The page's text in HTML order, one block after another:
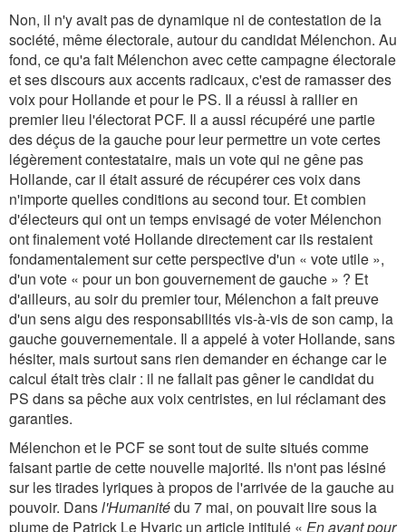
Non, il n'y avait pas de dynamique ni de contestation de la
société, même électorale, autour du candidat Mélenchon. Au
fond, ce qu'a fait Mélenchon avec cette campagne électorale
et ses discours aux accents radicaux, c'est de ramasser des
voix pour Hollande et pour le PS. Il a réussi à rallier en
premier lieu l'électorat PCF. Il a aussi récupéré une partie
des déçus de la gauche pour leur permettre un vote certes
légèrement contestataire, mais un vote qui ne gêne pas
Hollande, car il était assuré de récupérer ces voix dans
n'importe quelles conditions au second tour. Et combien
d'électeurs qui ont un temps envisagé de voter Mélenchon
ont finalement voté Hollande directement car ils restaient
fondamentalement sur cette perspective d'un « vote utile »,
d'un vote « pour un bon gouvernement de gauche » ? Et
d'ailleurs, au soir du premier tour, Mélenchon a fait preuve
d'un sens aigu des responsabilités vis-à-vis de son camp, la
gauche gouvernementale. Il a appelé à voter Hollande, sans
hésiter, mais surtout sans rien demander en échange car le
calcul était très clair : il ne fallait pas gêner le candidat du
PS dans sa pêche aux voix centristes, en lui réclamant des
garanties.
Mélenchon et le PCF se sont tout de suite situés comme
faisant partie de cette nouvelle majorité. Ils n'ont pas lésiné
sur les tirades lyriques à propos de l'arrivée de la gauche au
pouvoir. Dansl'Humanitédu 7 mai, on pouvait lire sous la
plume de Patrick Le Hyaric un article intitulé « En avant pour